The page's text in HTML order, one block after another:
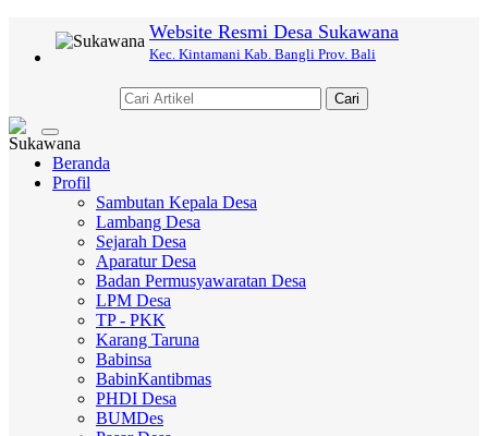
Website Resmi Desa Sukawana
Kec. Kintamani Kab. Bangli Prov. Bali
Cari
Toggle
navigation
Beranda
Profil
Sambutan Kepala Desa
Lambang Desa
Sejarah Desa
Aparatur Desa
Badan Permusyawaratan Desa
LPM Desa
TP - PKK
Karang Taruna
Babinsa
BabinKantibmas
PHDI Desa
BUMDes